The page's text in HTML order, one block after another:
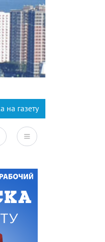
на газету